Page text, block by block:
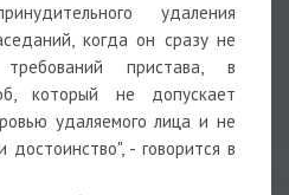
удаления
когда он сразу не
пристава, в
который не допускает
удаляемого лица и не
достоинство", - говорится в